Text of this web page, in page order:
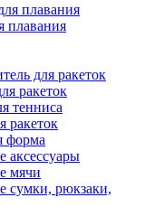
плавания
плавания
для ракеток
ракеток
тенниса
ракеток
форма
аксессуары
мячи
сумки, рюкзаки,